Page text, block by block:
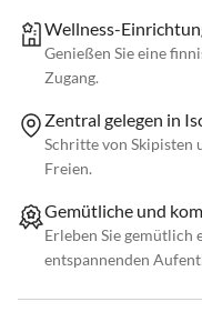
Wellness-
Genießen Sie eine
Zugang.
Zentral gelegen in
Schritte von Skipisten
Freien.
Gemütliche und
Erleben Sie
entspannenden